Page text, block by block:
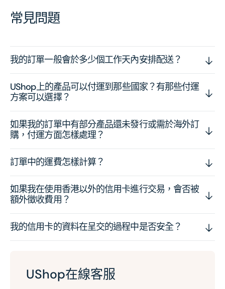
常見問題
我的訂單一般會於多少個工作天內安排配送？
UShop上的產品可以付運到那些國家？有那些付運
方案可以選擇？
如果我的訂單中有部分產品還未發行或需於海外訂
購，付運方面怎樣處理？
訂單中的運費怎樣計算？
如果我在使用香港以外的信用卡進行交易，會否被
額外徵收費用？
我的信用卡的資料在呈交的過程中是否安全？
UShop在線客服